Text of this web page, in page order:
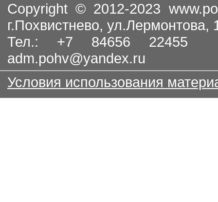
Copyright © 2012-2023
г.Похвистнево, ул.Лермонтова,
Тел.: +7 84656
adm.pohv@yandex.ru
Условия использования